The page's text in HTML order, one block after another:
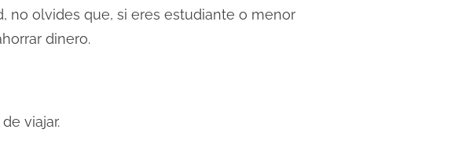
no olvides que, si eres estudiante o menor
dinero.
viajar.